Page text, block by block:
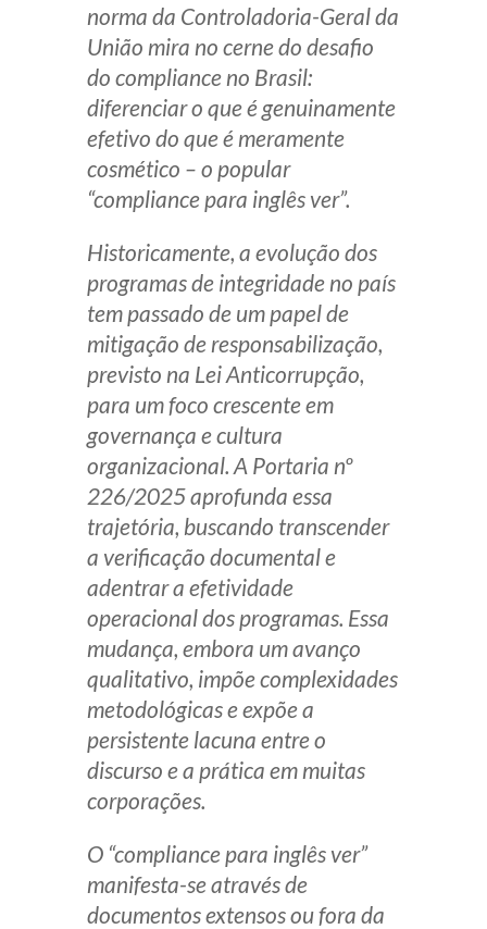
Batel Curitiba/PR CEP80240-000
Telefone (41) 2109-8666
Whatsapp (41) 98881-6616
norma da Controladoria-Geral da
União mira no cerne do desafio
do compliance no Brasil:
diferenciar o que é genuinamente
efetivo do que é meramente
cosmético – o popular
“compliance para inglês ver”.
Historicamente, a evolução dos
programas de integridade no país
tem passado de um papel de
mitigação de responsabilização,
previsto na Lei Anticorrupção,
para um foco crescente em
governança e cultura
organizacional. A Portaria nº
226/2025 aprofunda essa
trajetória, buscando transcender
a verificação documental e
adentrar a efetividade
operacional dos programas. Essa
mudança, embora um avanço
qualitativo, impõe complexidades
metodológicas e expõe a
persistente lacuna entre o
discurso e a prática em muitas
corporações.
O “compliance para inglês ver”
manifesta-se através de
documentos extensos ou fora da